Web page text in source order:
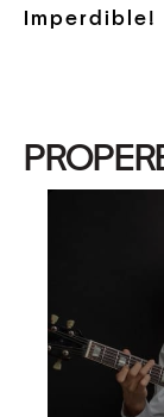
Imperdible!